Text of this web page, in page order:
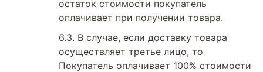
остаток стоимости покупатель
оплачивает при получении товара.
В случае, если доставку товара
осуществляет третье лицо, то
Покупатель оплачивает 100% стоимости